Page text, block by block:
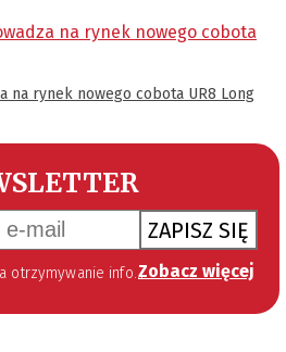
na rynek nowego cobota UR8 Long
ZAPISZ SIĘ
ustawy z dnia 18 lipca 2002 roku o świadczeniu usług drogą elektroniczną (Dz. U. 144 z 2002 r. poz. 1204). Zgoda jest dobrowolna, jednak jej wyrażenie jest konieczne, aby otrzymywać newsletter. Zobacz więcej